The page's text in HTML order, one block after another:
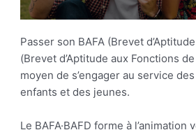
Passer son BAFA (Brevet
(Brevet d’Aptitude aux Fonctions
moyen de s’engager au service
enfants et des jeunes.
Le BAFA·BAFD forme à